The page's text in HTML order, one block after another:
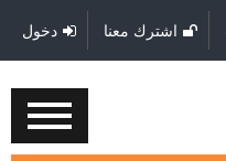
اشترك معنا دخول